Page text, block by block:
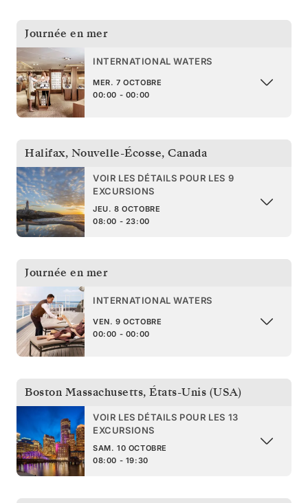
Journée en mer
INTERNATIONAL WATERS
MER. 7 OCTOBRE
00:00 - 00:00
Halifax, Nouvelle-Écosse, Canada
VOIR LES DÉTAILS POUR LES 9
EXCURSIONS
JEU. 8 OCTOBRE
08:00 - 23:00
Journée en mer
INTERNATIONAL WATERS
VEN. 9 OCTOBRE
00:00 - 00:00
Boston Massachusetts, États-Unis (USA)
VOIR LES DÉTAILS POUR LES 13
EXCURSIONS
SAM. 10 OCTOBRE
08:00 - 19:30